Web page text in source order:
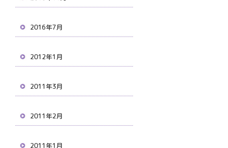
2016年7月
2012年1月
2011年3月
2011年2月
2011年1月